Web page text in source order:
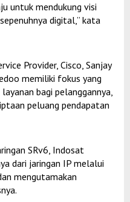
untuk mendukung visi
digital,” kata
Provider, Cisco, Sanjay
memiliki fokus yang
bagi pelanggannya,
peluang pendapatan
SRv6, Indosat
dari jaringan IP melalui
mengutamakan